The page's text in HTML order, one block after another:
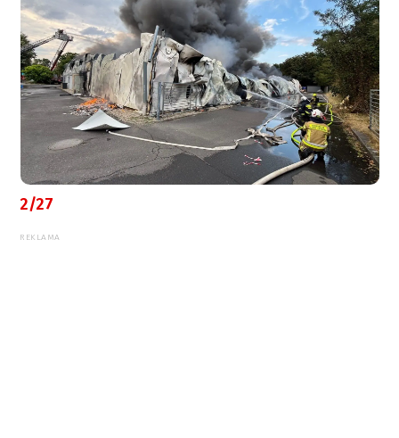
2/27
REKLAMA